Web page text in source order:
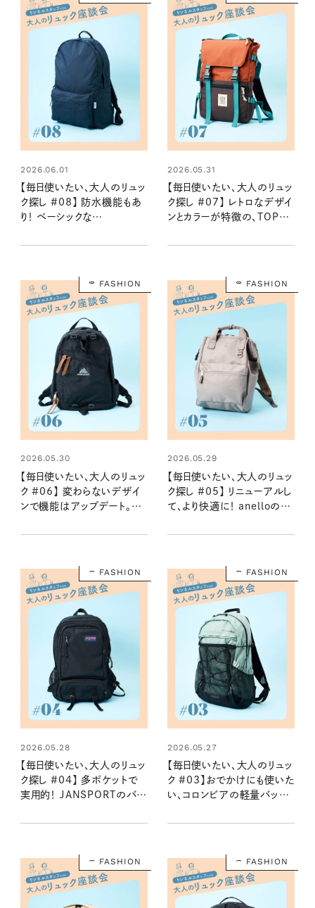
2026.06.01
【毎日使いたい、大人のリュッ
ク探し #08】 防水機能もあ
り！ ベーシックな
SUPPLY×BEAMSのデイパ
2026.05.31
【毎日使いたい、大人のリュッ
ク探し #07】 レトロなデザイ
ンとカラーが特徴の、TOPO
ク：2026夏
FASHION
2026.05.30
【毎日使いたい、大人のリュッ
ク #06】 変わらないデザイ
ンで機能はアップデート。
2026夏
FASHION
2026.05.29
【毎日使いたい、大人のリュッ
ク探し #05】 リニューアルし
て、より快適に！ anelloの口
FASHION
2026.05.28
【毎日使いたい、大人のリュッ
ク探し #04】 多ポケットで
実用的！ JANSPORTのバッ
FASHION
2026.05.27
【毎日使いたい、大人のリュッ
ク #03】おでかけにも使いた
い、コロンビアの軽量バック
FASHION FASHION